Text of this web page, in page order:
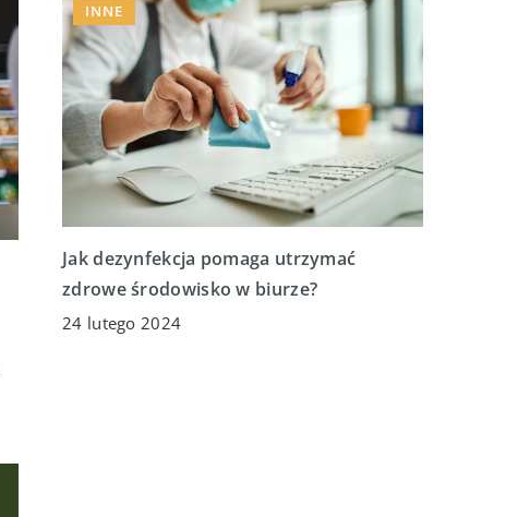
INNE
Jak dezynfekcja pomaga utrzymać
zdrowe środowisko w biurze?
24 lutego 2024